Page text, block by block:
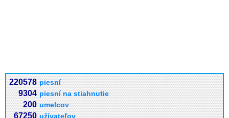
220578 piesní
9304 piesní na stiahnutie
200 umelcov
67250 užívateľov